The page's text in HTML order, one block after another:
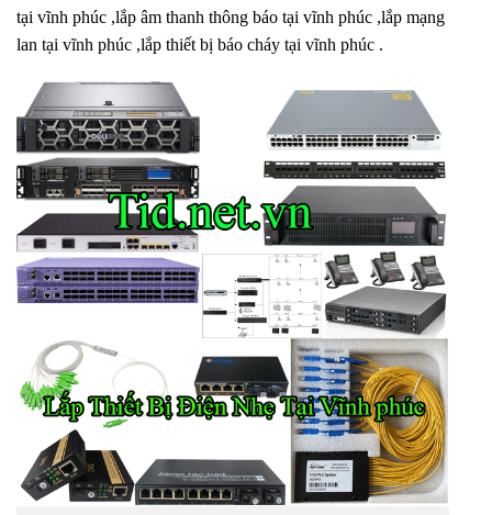
tại vĩnh phúc ,lắp âm thanh thông báo tại vĩnh phúc ,lắp mạng
lan tại vĩnh phúc ,lắp thiết bị báo cháy tại vĩnh phúc .